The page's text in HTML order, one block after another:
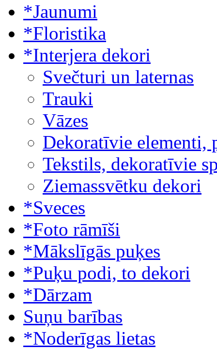
*Jaunumi
*Floristika
*Interjera dekori
Svečturi un laternas
Trauki
Vāzes
Dekoratīvie elementi,
Tekstils, dekoratīvie
Ziemassvētku dekori
*Sveces
*Foto rāmīši
*Mākslīgās puķes
*Puķu podi, to dekori
*Dārzam
Suņu barības
*Noderīgas lietas